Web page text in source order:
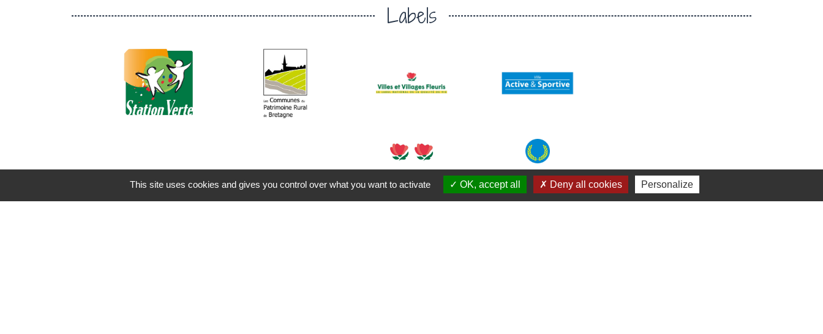
Labels
Contacts
This site uses cookies and gives you control over what you want to activate OK, accept all Deny all cookies Personalize